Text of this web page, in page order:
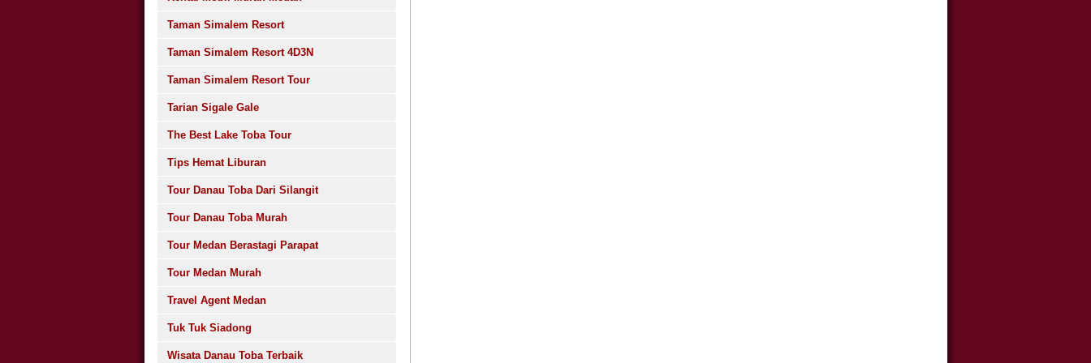
Taman Simalem Resort
Taman Simalem Resort 4D3N
Taman Simalem Resort Tour
Tarian Sigale Gale
The Best Lake Toba Tour
Tips Hemat Liburan
Tour Danau Toba Dari Silangit
Tour Danau Toba Murah
Tour Medan Berastagi Parapat
Tour Medan Murah
Travel Agent Medan
Tuk Tuk Siadong
Wisata Danau Toba Terbaik